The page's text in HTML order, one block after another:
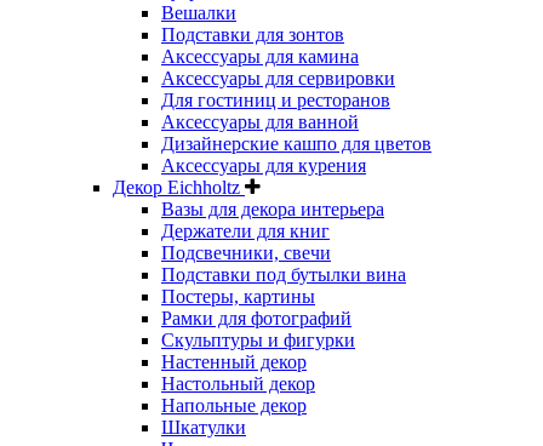
Вешалки
Подставки для зонтов
Аксессуары для камина
Аксессуары для сервировки
Для гостиниц и ресторанов
Аксессуары для ванной
Дизайнерские кашпо для цветов
Аксессуары для курения
Декор Eichholtz
Вазы для декора интерьера
Держатели для книг
Подсвечники, свечи
Подставки под бутылки вина
Постеры, картины
Рамки для фотографий
Скульптуры и фигурки
Настенный декор
Настольный декор
Напольные декор
Шкатулки